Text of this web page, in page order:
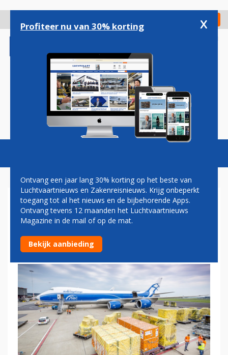
gaan
Check in
Magazine Podcasts Vacatures
DALING
LUCHTVRACHTVERVOER
HOUDT AAN
Profiteer nu van 30% korting x
Ontvang een jaar lang 30% korting op het beste van
Luchtvaartnieuws en Zakenreisnieuws. Krijg onbeperkt
toegang tot al het nieuws en de bijbehorende Apps.
Ontvang tevens 12 maanden het Luchtvaartnieuws
Magazine in de mail of op de mat.
Bekijk aanbieding